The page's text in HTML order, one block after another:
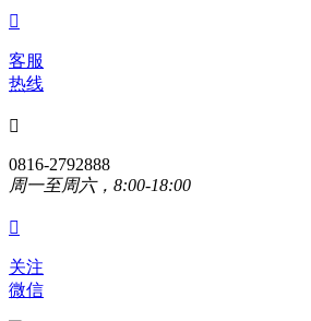

客服
热线

0816-2792888
周一至周六，8:00-18:00

关注
微信